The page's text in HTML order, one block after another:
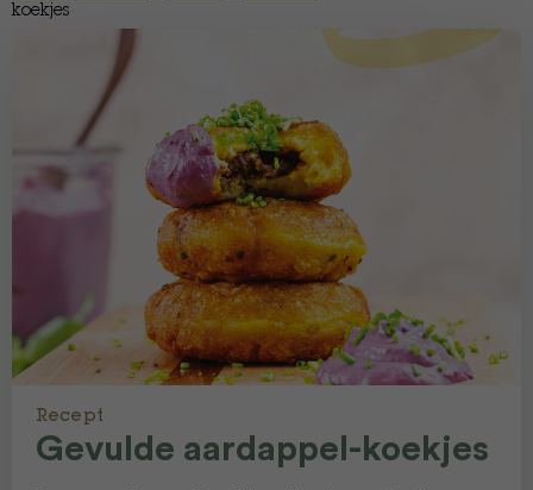
koekjes
Recept
Gevulde aardappel-koekjes